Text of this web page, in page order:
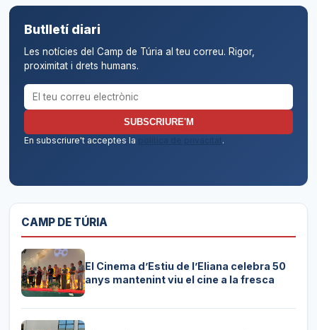
Butlletí diari
Les notícies del Camp de Túria al teu correu. Rigor,
proximitat i drets humans.
Correu electrònic per al butlletí
SUBSCRIURE'M
En subscriure't acceptes la
política de privacitat.
CAMP DE TÚRIA
El Cinema d’Estiu de l’Eliana celebra 50
anys mantenint viu el cine a la fresca